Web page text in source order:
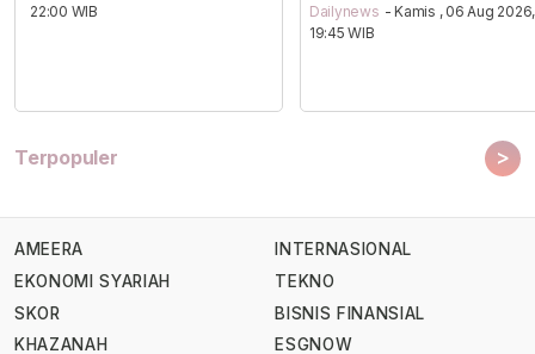
22:00 WIB
Dailynews - Kamis , 06 Aug 2026,
19:45 WIB
Terpopuler >
AMEERA
EKONOMI SYARIAH
SKOR
KHAZANAH
INTERNASIONAL
TEKNO
BISNIS FINANSIAL
ESGNOW